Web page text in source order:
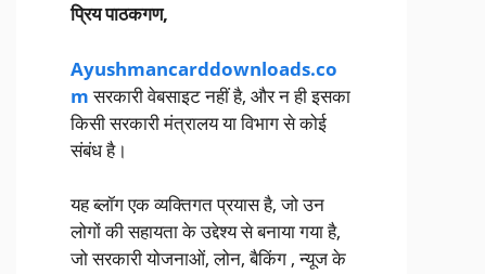
प्रिय पाठकगण,
Ayushmancarddownloads.co
mसरकारी वेबसाइट नहीं है, और न ही इसका
किसी सरकारी मंत्रालय या विभाग से कोई
संबंध है।
यह ब्लॉग एक व्यक्तिगत प्रयास है, जो उन
लोगों की सहायता के उद्देश्य से बनाया गया है,
जो सरकारी योजनाओं, लोन, बैकिंग , न्यूज के